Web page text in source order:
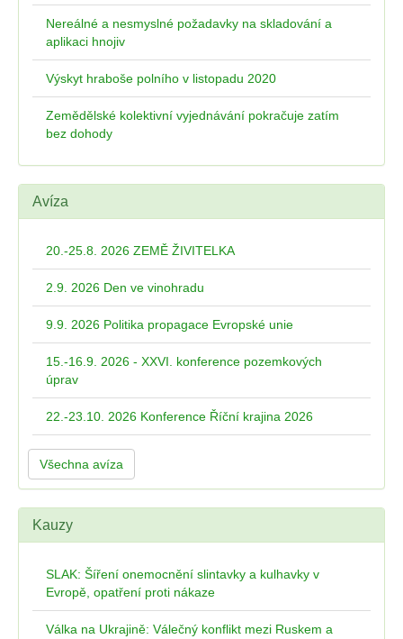
Nereálné a nesmyslné požadavky na skladování a
aplikaci hnojiv
Výskyt hraboše polního v listopadu 2020
Zemědělské kolektivní vyjednávání pokračuje zatím
bez dohody
Avíza
20.-25.8. 2026 ZEMĚ ŽIVITELKA
2.9. 2026 Den ve vinohradu
9.9. 2026 Politika propagace Evropské unie
15.-16.9. 2026 - XXVI. konference pozemkových
úprav
22.-23.10. 2026 Konference Říční krajina 2026
Všechna avíza
Kauzy
SLAK: Šíření onemocnění slintavky a kulhavky v
Evropě, opatření proti nákaze
Válka na Ukrajině: Válečný konflikt mezi Ruskem a